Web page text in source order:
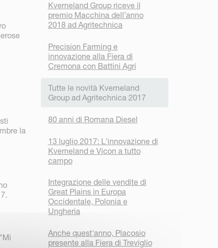
la
Kverneland Group riceve il
premio Macchina dell’anno
2018 ad Agritechnica
Precision Farming e
innovazione alla Fiera di
Cremona con Battini Agri
Tutte le novità Kverneland
Group ad Agritechnica 2017
80 anni di Romana Diesel
13 luglio 2017: L'innovazione di
Kverneland e Vicon a tutto
campo
Integrazione delle vendite di
Great Plains in Europa
Occidentale, Polonia e
Ungheria
Anche quest'anno, Placosio
presente alla Fiera di Treviglio